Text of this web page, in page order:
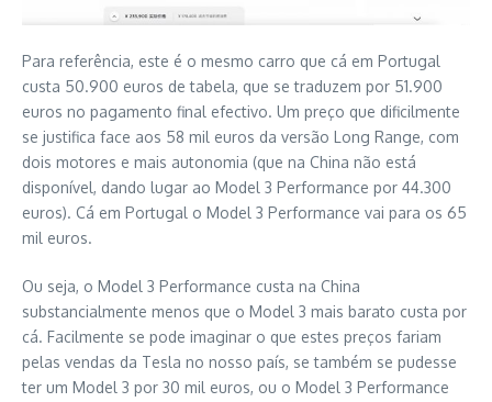
Para referência, este é o mesmo carro que cá em Portugal
custa 50.900 euros de tabela, que se traduzem por 51.900
euros no pagamento final efectivo. Um preço que dificilmente
se justifica face aos 58 mil euros da versão Long Range, com
dois motores e mais autonomia (que na China não está
disponível, dando lugar ao Model 3 Performance por 44.300
euros). Cá em Portugal o Model 3 Performance vai para os 65
mil euros.
Ou seja, o Model 3 Performance custa na China
substancialmente menos que o Model 3 mais barato custa por
cá. Facilmente se pode imaginar o que estes preços fariam
pelas vendas da Tesla no nosso país, se também se pudesse
ter um Model 3 por 30 mil euros, ou o Model 3 Performance